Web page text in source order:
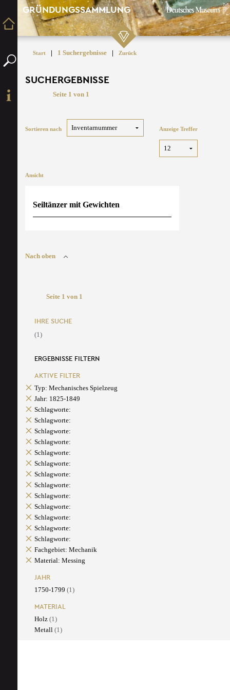
GRÜNDUNGSSAMMLUNG
Start | 1 Suchergebnisse | Zurück
SUCHERGEBNISSE
Seite 1 von 1
Sortieren nach Anzeige Treffer
Ansicht
Seiltänzer mit Gewichten
Nach oben
Seite 1 von 1
IHRE SUCHE
(1)
ERGEBNISSE FILTERN
AKTIVE FILTER
Typ: Mechanisches Spielzeug
Jahr: 1825-1849
Schlagworte:
Schlagworte:
Schlagworte:
Schlagworte:
Schlagworte:
Schlagworte:
Schlagworte:
Schlagworte:
Schlagworte:
Schlagworte:
Schlagworte:
Schlagworte:
Schlagworte:
Fachgebiet: Mechanik
Material: Messing
JAHR
1750-1799 (1)
MATERIAL
Holz (1)
Metall (1)